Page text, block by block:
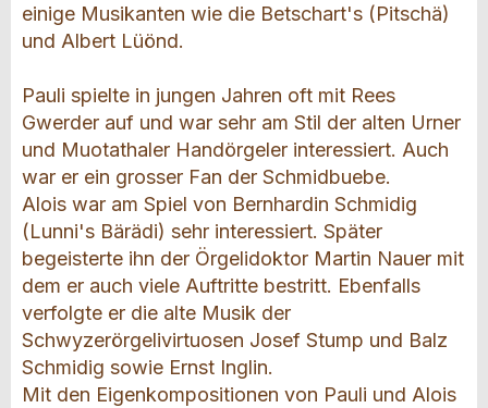
einige Musikanten wie die Betschart's (Pitschä)
und Albert Lüönd.
Pauli spielte in jungen Jahren oft mit Rees
Gwerder auf und war sehr am Stil der alten Urner
und Muotathaler Handörgeler interessiert. Auch
war er ein grosser Fan der Schmidbuebe.
Alois war am Spiel von Bernhardin Schmidig
(Lunni's Bärädi) sehr interessiert. Später
begeisterte ihn der Örgelidoktor Martin Nauer mit
dem er auch viele Auftritte bestritt. Ebenfalls
verfolgte er die alte Musik der
Schwyzerörgelivirtuosen Josef Stump und Balz
Schmidig sowie Ernst Inglin.
Mit den Eigenkompositionen von Pauli und Alois